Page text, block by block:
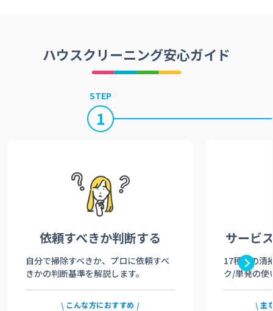
ハウスクリーニング安心ガイド
STEP
1
依頼すべきか判断する
自分で掃除すべきか、プロに依頼すべ
きかの判断基準を解説します。
こんな方におすすめ
サービ
17種類の清
ク/単発の使
主